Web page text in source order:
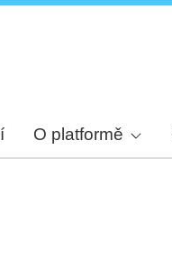
O platformě